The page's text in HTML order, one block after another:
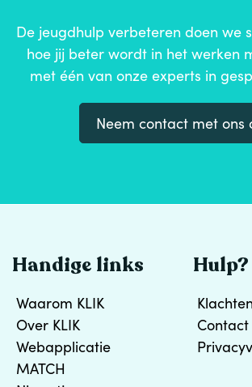
De jeugdhulp verbeteren doen we
hoe jij beter wordt in het werken
met één van onze experts in
Neem contact met ons
Handige links
Waarom KLIK
Over KLIK
Webapplicatie
MATCH
Hulp?
Contact